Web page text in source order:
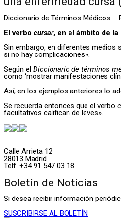
Diccionario de Términos Médicos –
El verbo cursar, en el ámbito de
Sin embargo, en diferentes medios
si no hay complicaciones».
Según el Diccionario de términos
como ‘mostrar manifestaciones
Así, en los ejemplos anteriores lo
Se recuerda entonces que el verbo
facultativos califican de leves».
Calle Arrieta 12
28013 Madrid
Telf. +34 91 547 03 18
Boletín de Noticias
Si desea recibir información
SUSCRIBIRSE AL BOLETÍN